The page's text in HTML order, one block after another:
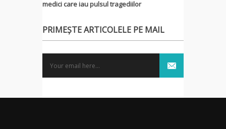
medici care iau pulsul tragediilor
PRIMEȘTE ARTICOLELE PE MAIL